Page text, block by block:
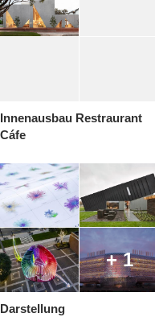
Innenausbau Restraurant
Cáfe
+ 1
Darstellung